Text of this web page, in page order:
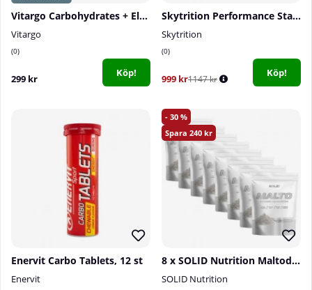
Vitargo Carbohydrates + Electrolytes, 750 g
Vitargo
0
299 kr Köp!
Skytrition Performance Stack
Skytrition
0
999 kr1147 kr
Köp!
Enervit Carbo Tablets, 12 st
Enervit
30
240
8 x SOLID Nutrition Maltodextrin, 900 g
SOLID Nutrition